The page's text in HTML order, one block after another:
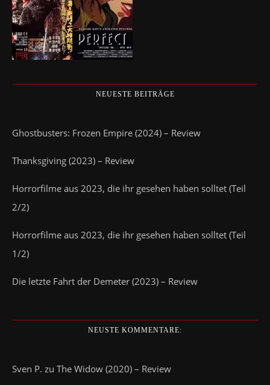
NEUESTE BEITRÄGE
Ghostbusters: Frozen Empire (2024) – Review
Thanksgiving (2023) – Review
Horrorfilme aus 2023, die ihr gesehen haben solltet (Teil
2/2)
Horrorfilme aus 2023, die ihr gesehen haben solltet (Teil
1/2)
Die letzte Fahrt der Demeter (2023) – Review
NEUSTE KOMMENTARE:
Sven P. zu The Widow (2020) – Review